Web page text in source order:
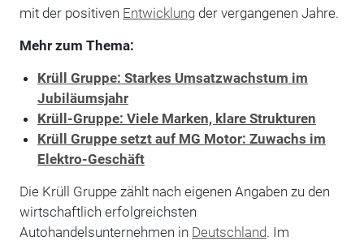
mit der positiven Entwicklungder vergangenen Jahre.
Mehr zum Thema:
Krüll Gruppe: Starkes Umsatzwachstum im
Jubiläumsjahr
Krüll-Gruppe: Viele Marken, klare Strukturen
Krüll Gruppe setzt auf MG Motor: Zuwachs im
Elektro-Geschäft
Die Krüll Gruppe zählt nach eigenen Angaben zu den
wirtschaftlich erfolgreichsten
Autohandelsunternehmen in Deutschland. Im